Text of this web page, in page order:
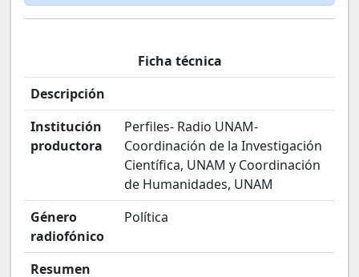
Ficha técnica
Descripción
Institución
productora
Perfiles- Radio UNAM-
Coordinación de la Investigación
Científica, UNAM y Coordinación
de Humanidades, UNAM
Género
radiofónico
Política
Resumen